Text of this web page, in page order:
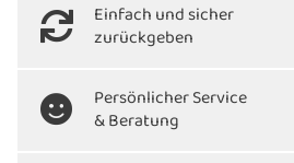
Einfach und sicher
zurückgeben
Persönlicher Service
& Beratung